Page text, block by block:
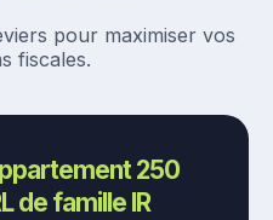
pour maximiser vos
fiscales.
250
de famille IR